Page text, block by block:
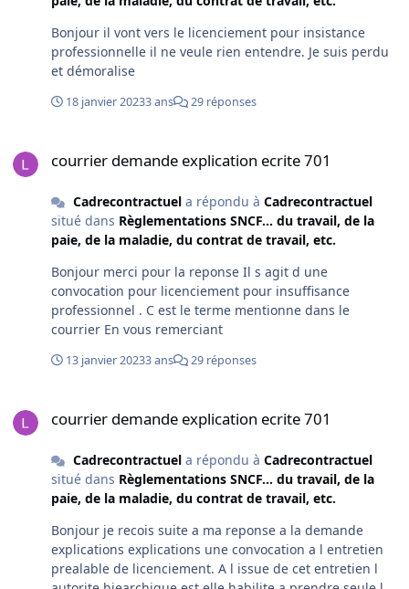
Bonjour il vont vers le licenciement pour insistance
professionnelle il ne veule rien entendre. Je suis perdu
et démoralise
18 janvier 20233 ans 29 réponses
courrier demande explication ecrite 701
Cadrecontractuela répondu à Cadrecontractuel
situé dans Règlementations SNCF... du travail, de la
paie, de la maladie, du contrat de travail, etc.
Bonjour merci pour la reponse Il s agit d une
convocation pour licenciement pour insuffisance
professionnel . C est le terme mentionne dans le
courrier En vous remerciant
13 janvier 20233 ans 29 réponses
courrier demande explication ecrite 701
Cadrecontractuela répondu à Cadrecontractuel
situé dans Règlementations SNCF... du travail, de la
paie, de la maladie, du contrat de travail, etc.
Bonjour je recois suite a ma reponse a la demande
explications explications une convocation a l entretien
prealable de licenciement. A l issue de cet entretien l